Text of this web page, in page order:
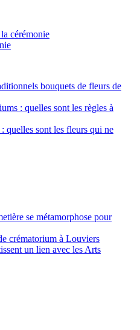
cérémonie
bouquets de fleurs de
: quelles sont les règles à
quelles sont les fleurs qui ne
se métamorphose pour
crématorium à Louviers
un lien avec les Arts